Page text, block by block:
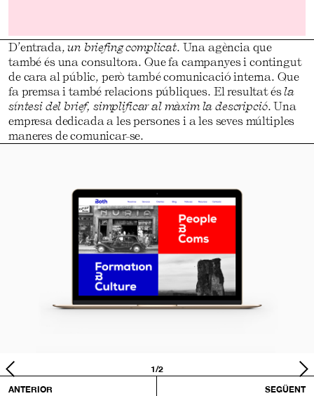
D’entrada,un briefing complicat. Una agència que
també és una consultora. Que fa campanyes i contingut
de cara al públic, però també comunicació interna. Que
fa premsa i també relacions públiques. El resultat ésla
síntesi del brief, simplificar al màxim la descripció. Una
empresa dedicada a les persones i a les seves múltiples
maneres de comunicar-se.
1/2
ANTERIOR
SEGÜENT